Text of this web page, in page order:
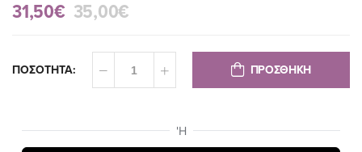
31,50€ 35,00€
ΠΟΣΟΤΗΤΑ: ΠΡΟΣΘΗΚΗ